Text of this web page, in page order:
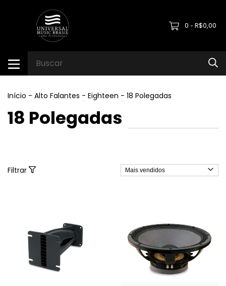
0 - R$0,00
Início - Alto Falantes - Eighteen - 18 Polegadas
18 Polegadas
Filtrar